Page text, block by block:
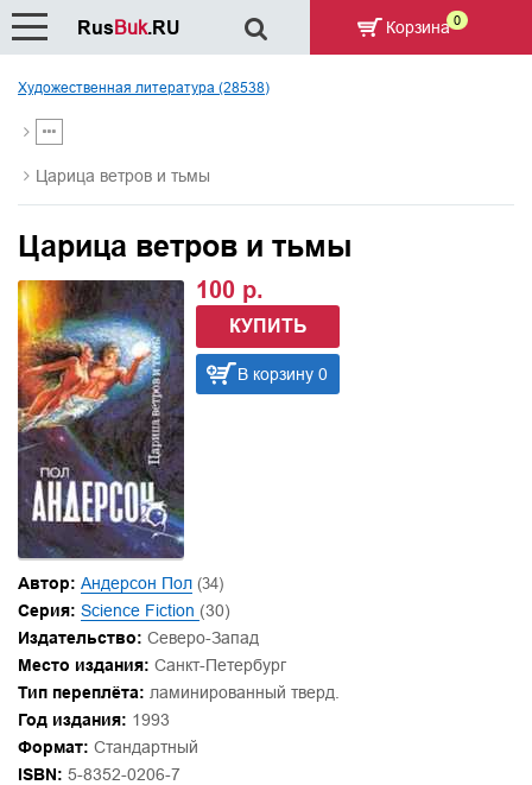
Художественная литература (28538)
Царица ветров и тьмы
Царица ветров и тьмы
100 р.
КУПИТЬ
В корзину 0
Автор: Андерсон Пол (34)
Серия: Science Fiction (30)
Издательство: Северо-Запад
Место издания: Санкт-Петербург
Тип переплёта: ламинированный тверд.
Год издания: 1993
Формат: Стандартный
ISBN: 5-8352-0206-7
RusBuk.RU Корзина 0